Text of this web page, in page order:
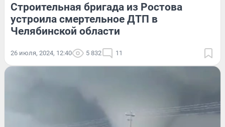
Строительная бригада из Ростова
устроила смертельное ДТП в
Челябинской области
26 июля, 2024, 12:40 5 832 11